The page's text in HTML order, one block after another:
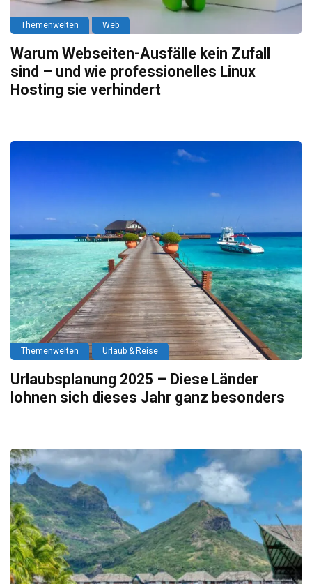
Themenwelten Web
Warum Webseiten-Ausfälle kein Zufall
sind – und wie professionelles Linux
Hosting sie verhindert
Themenwelten Urlaub & Reise
Urlaubsplanung 2025 – Diese Länder
lohnen sich dieses Jahr ganz besonders